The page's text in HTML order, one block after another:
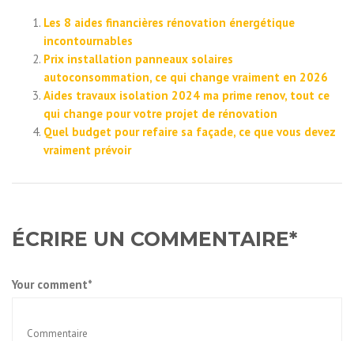
Les 8 aides financières rénovation énergétique
incontournables
Prix installation panneaux solaires
autoconsommation, ce qui change vraiment en 2026
Aides travaux isolation 2024 ma prime renov, tout ce
qui change pour votre projet de rénovation
Quel budget pour refaire sa façade, ce que vous devez
vraiment prévoir
ÉCRIRE UN COMMENTAIRE*
Your comment*